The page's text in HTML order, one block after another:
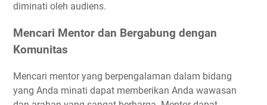
diminati oleh audiens.
Mencari Mentor dan Bergabung dengan
Komunitas
Mencari mentor yang berpengalaman dalam bidang
yang Anda minati dapat memberikan Anda wawasan